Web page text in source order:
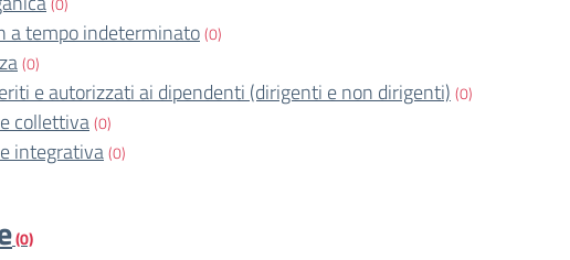
a tempo indeterminato(0)
(0)
e autorizzati ai dipendenti (dirigenti e non dirigenti) (0)
collettiva(0)
integrativa(0)
(0)